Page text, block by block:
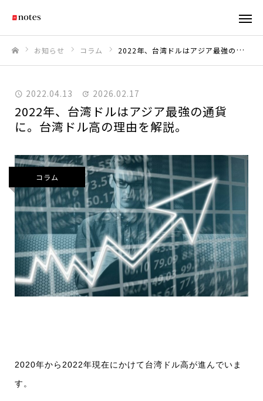
お知らせ コラム 2022年、台湾ドルはアジア最強の通貨に。台湾ドル高の理由を解説。
2022.04.13 2026.02.17
2022年、台湾ドルはアジア最強の通貨
に。台湾ドル高の理由を解説。
コラム
2020年から2022年現在にかけて台湾ドル高が進んでいま
す。